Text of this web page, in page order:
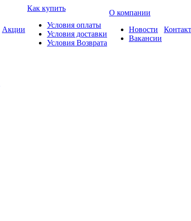
Акции
Как купить
Условия оплаты
Условия доставки
Условия Возврата
О компании
Новости
Вакансии